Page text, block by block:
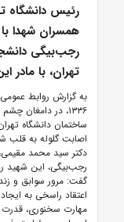
رئیس دانشگاه
همسران شهدا
رجب‌بیگی
تهران، با مادر
به گزارش روابط عمومی
۱۳۳۶، در دامغان
اصابت گلوله به قلب
دکتر سید محمد
رجب‌بیگی، این شهید
گفت: مرور سوابق و
اعتقاد راسخی به
مهارت سخنوری، قدرت